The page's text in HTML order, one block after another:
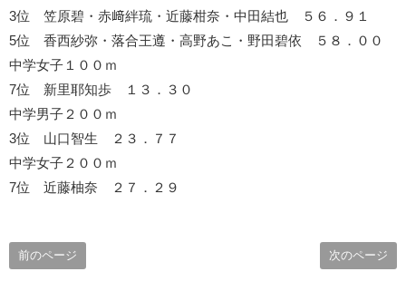
3位 笠原碧・赤﨑絆琉・近藤柑奈・中田結也 ５６．９１
5位 香西紗弥・落合王遵・高野あこ・野田碧依 ５８．００
中学女子１００ｍ
7位 新里耶知歩 １３．３０
中学男子２００ｍ
3位 山口智生 ２３．７７
中学女子２００ｍ
7位 近藤柚奈 ２７．２９
前のページ 次のページ